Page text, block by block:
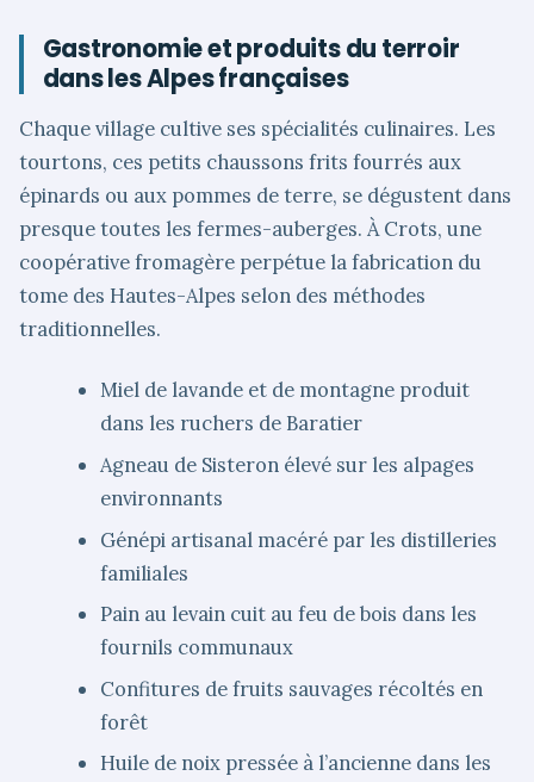
Gastronomie et produits du terroir
dans les Alpes françaises
Chaque village cultive ses spécialités culinaires. Les
tourtons, ces petits chaussons frits fourrés aux
épinards ou aux pommes de terre, se dégustent dans
presque toutes les fermes-auberges. À Crots, une
coopérative fromagère perpétue la fabrication du
tome des Hautes-Alpes selon des méthodes
traditionnelles.
Miel de lavande et de montagne produit
dans les ruchers de Baratier
Agneau de Sisteron élevé sur les alpages
environnants
Génépi artisanal macéré par les distilleries
familiales
Pain au levain cuit au feu de bois dans les
fournils communaux
Confitures de fruits sauvages récoltés en
forêt
Huile de noix pressée à l’ancienne dans les